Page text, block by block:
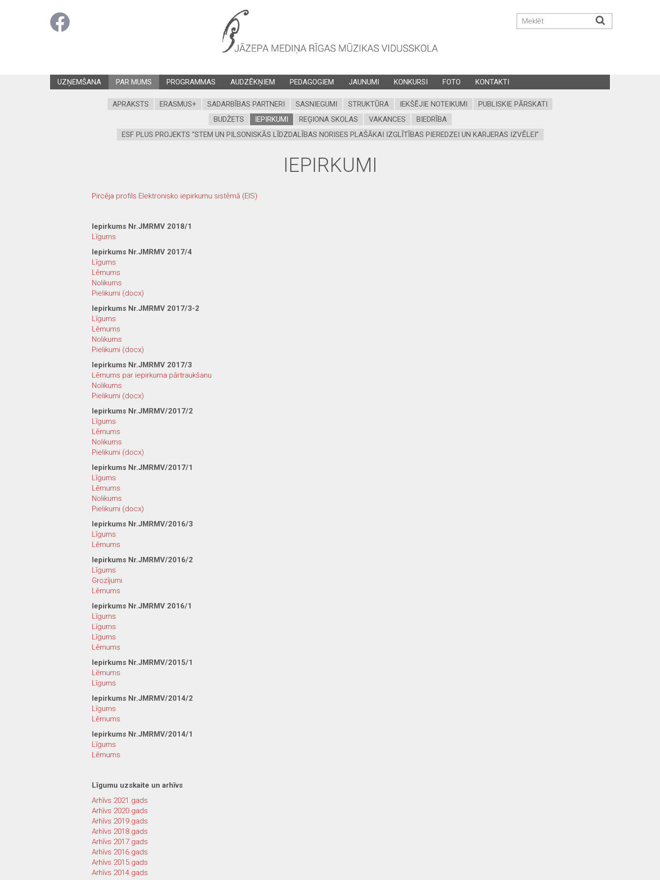
UZŅEMŠANA PAR MUMS PROGRAMMAS AUDZĒKŅIEM PEDAGOGIEM JAUNUMI KONKURSI FOTO KONTAKTI
APRAKSTS ERASMUS+ SADARBĪBAS PARTNERI SASNIEGUMI STRUKTŪRA IEKŠĒJIE NOTEIKUMI
PUBLISKIE PĀRSKATI
BUDŽETS
IEPIRKUMI REĢIONA SKOLAS VAKANCES
BIEDRĪBA
ESF PLUS PROJEKTS "STEM UN PILSONISKĀS LĪDZDALĪBAS NORISES PLAŠĀKAI IZGLĪTĪBAS PIEREDZEI UN KARJERAS IZVĒLEI”
IEPIRKUMI
Pircēja profils Elektronisko iepirkumu sistēmā (EIS)
Iepirkums Nr.JMRMV 2018/1
Līgums
Iepirkums Nr.JMRMV 2017/4
Līgums
Lēmums
Nolikums
Pielikumi (docx)
Iepirkums Nr.JMRMV 2017/3-2
Līgums
Lēmums
Nolikums
Pielikumi (docx)
Iepirkums Nr.JMRMV 2017/3
Lēmums par iepirkuma pārtraukšanu
Nolikums
Pielikumi (docx)
Iepirkums Nr.JMRMV/2017/2
Līgums
Lēmums
Nolikums
Pielikumi (docx)
Iepirkums Nr.JMRMV/2017/1
Līgums
Lēmums
Nolikums
Pielikumi (docx)
Iepirkums Nr.JMRMV/2016/3
Līgums
Lēmums
Iepirkums Nr.JMRMV/2016/2
Līgums
Grozījumi
Lēmums
Iepirkums Nr.JMRMV 2016/1
Līgums
Līgums
Līgums
Lēmums
Iepirkums Nr.JMRMV/2015/1
Lēmums
Līgums
Iepirkums Nr.JMRMV/2014/2
Līgums
Lēmums
Iepirkums Nr.JMRMV/2014/1
Līgums
Lēmums
Līgumu uzskaite un arhīvs
Arhīvs 2021.gads
Arhīvs 2020.gads
Arhīvs 2019.gads
Arhīvs 2018.gads
Arhīvs 2017.gads
Arhīvs 2016.gads
Arhīvs 2015.gads
Arhīvs 2014.gads